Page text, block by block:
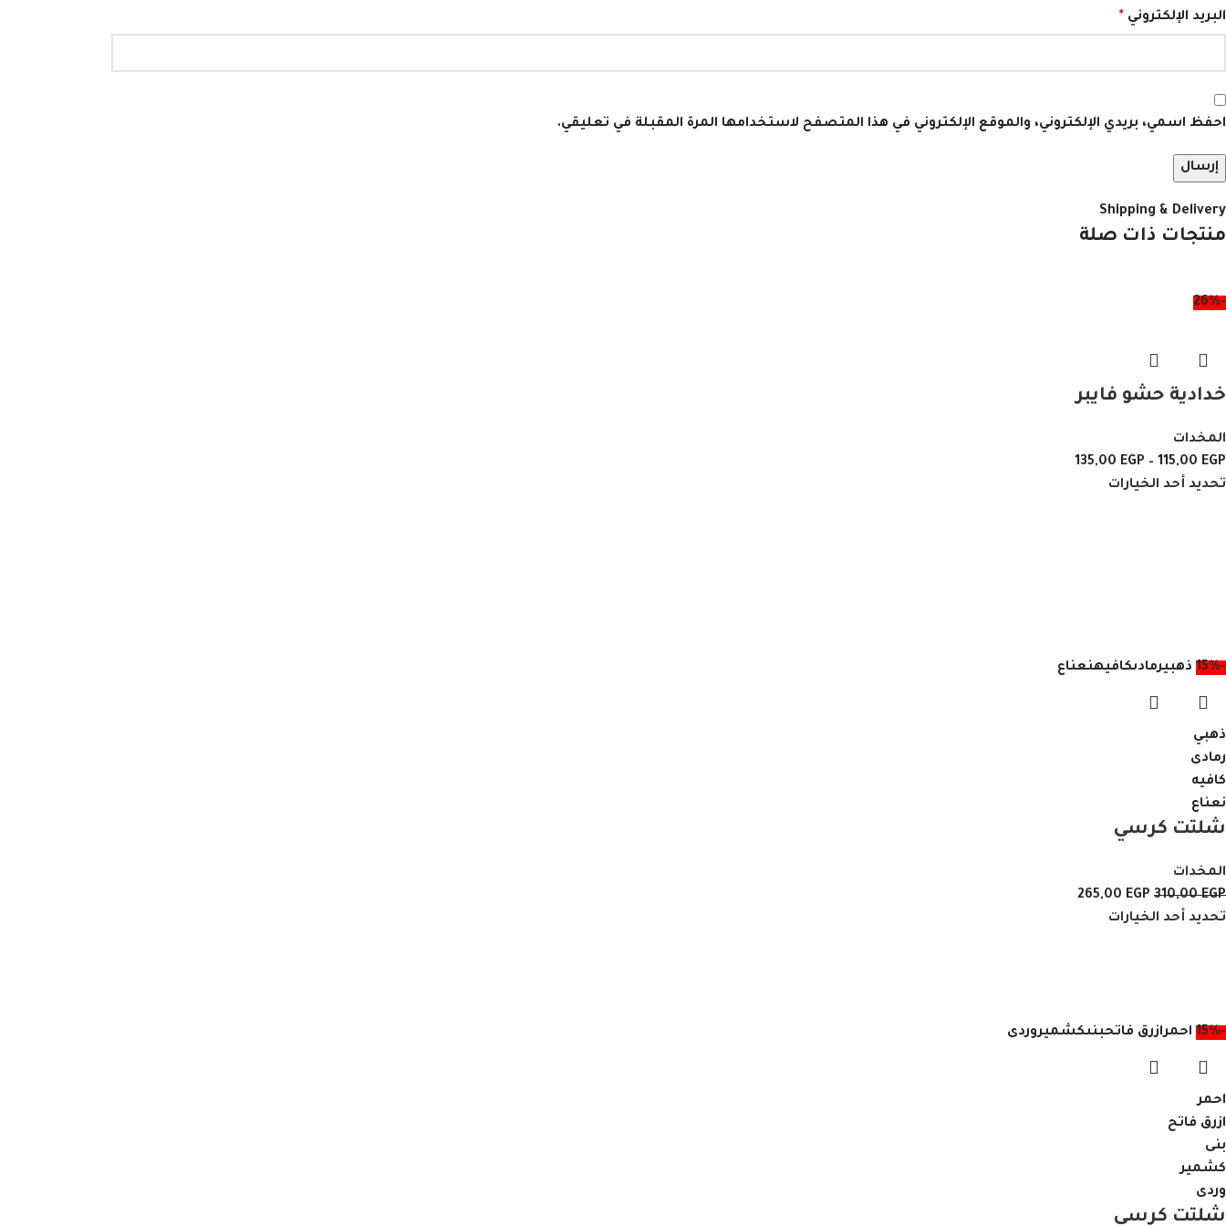
البريد الإلكتروني *
احفظ اسمي، بريدي الإلكتروني، والموقع الإلكتروني في هذا المتصفح لاستخدامها المرة المقبلة في تعليقي.
Shipping & Delivery
منتجات ذات صلة
-26%
خدادية حشو فايبر
المخدات
115,00 EGP
–
135,00 EGP
تحديد أحد الخيارات
-15% ذهبيرمادىكافيهنعناع
ذهبي
رمادى
كافيه
نعناع
شلتت كرسي
المخدات
310,00EGP
265,00 EGP
تحديد أحد الخيارات
-15% احمرازرق فاتحبنىكشميروردى
احمر
ازرق فاتح
بنى
كشمير
وردى
شلتت كرسي